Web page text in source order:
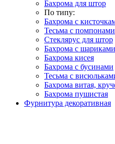
Бахрома для штор
По типу:
Бахрома с
Тесьма с помпонами
Стеклярус для штор
Бахрома с шариками
Бахрома кисея
Бахрома с бусинами
Тесьма с
Бахрома витая,
Бахрома пушистая
Фурнитура декоративная